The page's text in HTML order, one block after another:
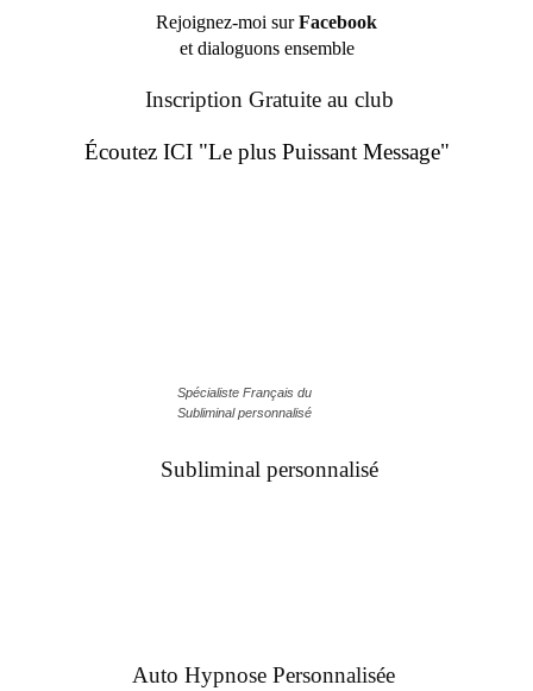
Rejoignez-moi surFacebook
et dialoguons ensemble
Inscription Gratuite au club
Écoutez ICI "Le plus Puissant Message"
Spécialiste Français du
Subliminal personnalisé
Subliminal personnalisé
Auto Hypnose Personnalisée